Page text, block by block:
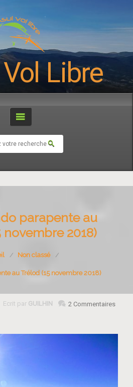
Libre
parapente au
novembre 2018)
Non classé
au Trélod (15 novembre 2018)
2 Commentaires
Ecrit par GUILHIN